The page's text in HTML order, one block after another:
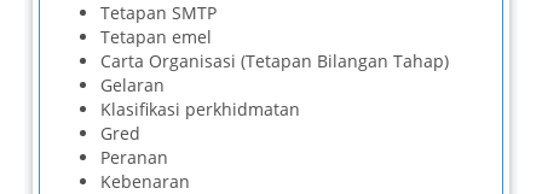
Tetapan SMTP
Tetapan emel
Carta Organisasi (Tetapan Bilangan Tahap)
Gelaran
Klasifikasi perkhidmatan
Gred
Peranan
Kebenaran